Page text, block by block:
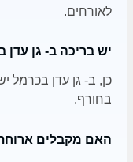
לאורחים.
יש בריכה ב- גן עדן
כן, ב- גן עדן בכרמל
בחורף.
האם מקבלים